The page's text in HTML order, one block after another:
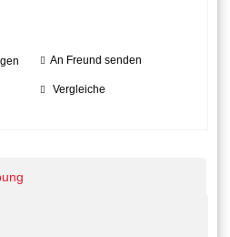
An Freund senden
Vergleiche